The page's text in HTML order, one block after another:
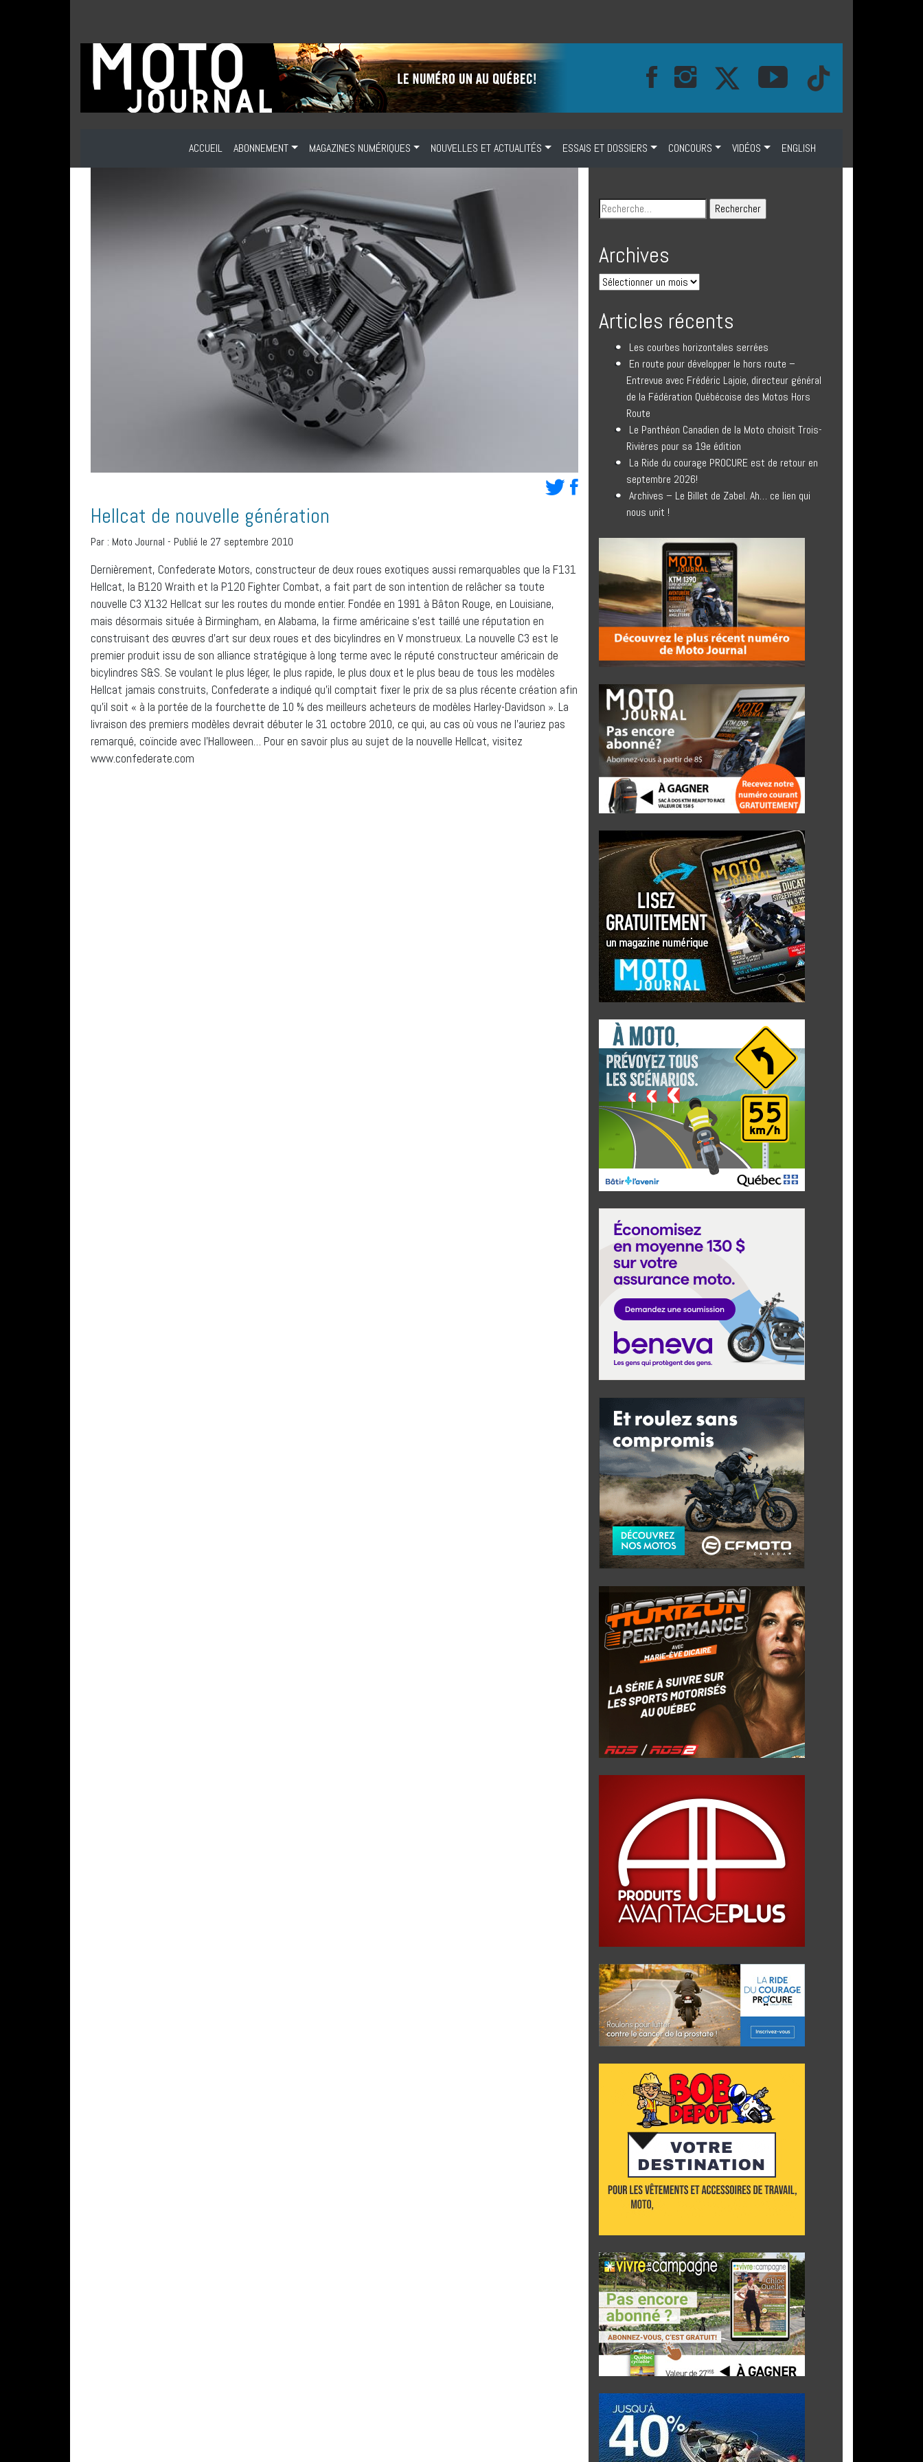
ACCUEIL ABONNEMENT MAGAZINES NUMÉRIQUES NOUVELLES ET ACTUALITÉS ESSAIS ET DOSSIERS CONCOURS VIDÉOS ENGLISH
Hellcat de nouvelle génération
Par : Moto Journal - Publié le 27 septembre 2010
Dernièrement, Confederate Motors, constructeur de deux roues exotiques aussi remarquables que la F131
Hellcat, la B120 Wraith et la P120 Fighter Combat, a fait part de son intention de relâcher sa toute
nouvelle C3 X132 Hellcat sur les routes du monde entier. Fondée en 1991 à Bâton Rouge, en Louisiane,
mais désormais située à Birmingham, en Alabama, la firme américaine s’est taillé une réputation en
construisant des œuvres d’art sur deux roues et des bicylindres en V monstrueux. La nouvelle C3 est le
premier produit issu de son alliance stratégique à long terme avec le réputé constructeur américain de
bicylindres S&S. Se voulant le plus léger, le plus rapide, le plus doux et le plus beau de tous les modèles
Hellcat jamais construits, Confederate a indiqué qu’il comptait fixer le prix de sa plus récente création afin
qu’il soit « à la portée de la fourchette de 10 % des meilleurs acheteurs de modèles Harley-Davidson ». La
livraison des premiers modèles devrait débuter le 31 octobre 2010, ce qui, au cas où vous ne l’auriez pas
remarqué, coïncide avec l’Halloween… Pour en savoir plus au sujet de la nouvelle Hellcat, visitez
www.confederate.com
Archives
Articles récents
Les courbes horizontales serrées
En route pour développer le hors route –
Entrevue avec Frédéric Lajoie, directeur général
de la Fédération Québécoise des Motos Hors
Route
Le Panthéon Canadien de la Moto choisit Trois-
Rivières pour sa 19e édition
La Ride du courage PROCURE est de retour en
septembre 2026!
Archives – Le Billet de Zabel. Ah… ce lien qui
nous unit !